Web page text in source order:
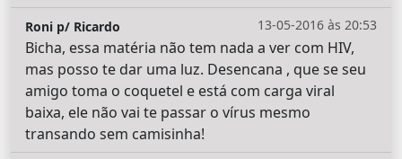
13-05-2016 às 20:53
Roni p/ Ricardo
Bicha, essa matéria não tem nada a ver com HIV,
mas posso te dar uma luz. Desencana , que se seu
amigo toma o coquetel e está com carga viral
baixa, ele não vai te passar o vírus mesmo
transando sem camisinha!